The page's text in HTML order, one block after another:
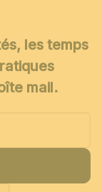
les temps
mail.